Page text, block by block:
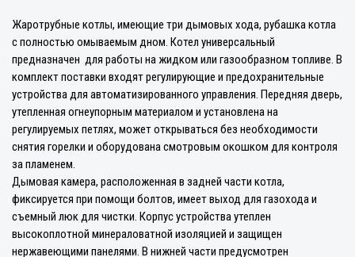
Жаротрубные котлы, имеющие три дымовых хода, рубашка котла
с полностью омываемым дном. Котел универсальный
предназначен для работы на жидком или газообразном топливе. В
комплект поставки входят регулирующие и предохранительные
устройства для автоматизированного управления. Передняя дверь,
утепленная огнеупорным материалом и установлена на
регулируемых петлях, может открываться без необходимости
снятия горелки и оборудована смотровым окошком для контроля
за пламенем.
Дымовая камера, расположенная в задней части котла,
фиксируется при помощи болтов, имеет выход для газохода и
съемный люк для чистки. Корпус устройства утеплен
высокоплотной минераловатной изоляцией и защищен
нержавеющими панелями. В нижней части предусмотрен